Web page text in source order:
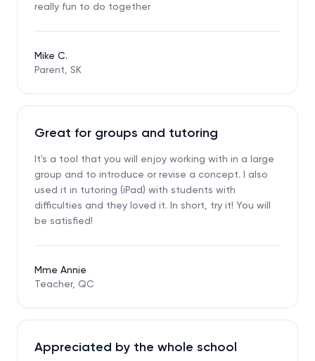
really fun to do together
Mike C.
Parent, SK
Great for groups and tutoring
It's a tool that you will enjoy working with in a large
group and to introduce or revise a concept. I also
used it in tutoring (iPad) with students with
difficulties and they loved it. In short, try it! You will
be satisfied!
Mme Annie
Teacher, QC
Appreciated by the whole school